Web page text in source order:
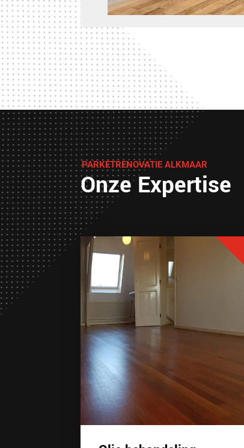
PARKETRENOVATIE ALKMAAR
Onze Expertise